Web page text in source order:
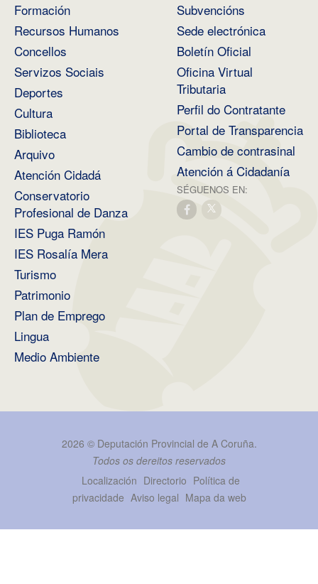
Formación
Recursos Humanos
Concellos
Servizos Sociais
Deportes
Cultura
Biblioteca
Arquivo
Atención Cidadá
Conservatorio
Profesional de Danza
IES Puga Ramón
IES Rosalía Mera
Turismo
Patrimonio
Plan de Emprego
Lingua
Medio Ambiente
Subvencións
Sede electrónica
Boletín Oficial
Oficina Virtual
Tributaria
Perfil do Contratante
Portal de Transparencia
Cambio de contrasinal
Atención á Cidadanía
SÉGUENOS EN:
2026 © Deputación Provincial de A Coruña.
Todos os dereitos reservados
Localización Directorio Política de
privacidade Aviso legal Mapa da web